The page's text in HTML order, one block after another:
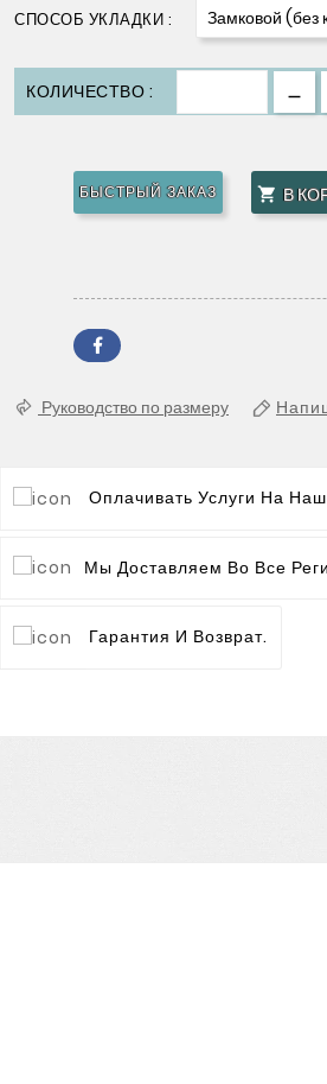
СПОСОБ УКЛАДКИ : Замковой (без
КОЛИЧЕСТВО :
 В
БЫСТРЫЙ ЗАКАЗ
Руководство по размеру
Оплачивать Услуги На
Мы Доставляем Во Все
Гарантия И Возврат.